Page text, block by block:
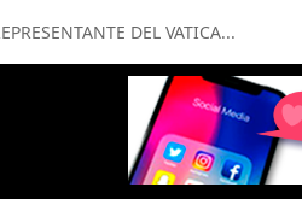
DEL VATICA...